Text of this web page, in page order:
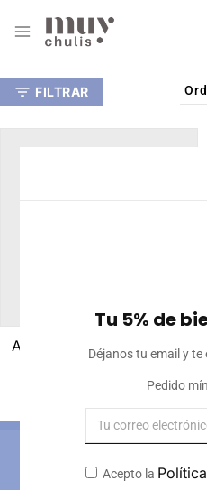
FILTRAR
Alfombrilla de ratón XL
Tu 5% de
Déjanos tu email y
Pedido
Acepto la